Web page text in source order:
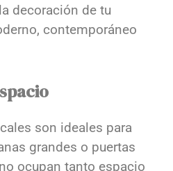
decoración de tu
contemporáneo
son ideales para
grandes o puertas
ocupan tanto espacio